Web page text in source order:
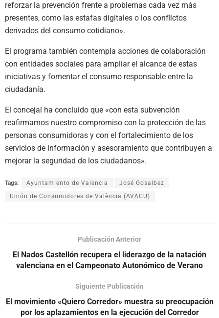
reforzar la prevención frente a problemas cada vez más
presentes, como las estafas digitales o los conflictos
derivados del consumo cotidiano».
El programa también contempla acciones de colaboración
con entidades sociales para ampliar el alcance de estas
iniciativas y fomentar el consumo responsable entre la
ciudadanía.
El concejal ha concluido que «con esta subvención
reafirmamos nuestro compromiso con la protección de las
personas consumidoras y con el fortalecimiento de los
servicios de información y asesoramiento que contribuyen a
mejorar la seguridad de los ciudadanos».
Tags: Ayuntamiento de Valencia
José Gosalbez
Unión de Consumidores de València (AVACU)
Publicación Anterior
El Nados Castellón recupera el liderazgo de la natación
valenciana en el Campeonato Autonómico de Verano
Siguiente Publicación
El movimiento «Quiero Corredor» muestra su preocupación
por los aplazamientos en la ejecución del Corredor